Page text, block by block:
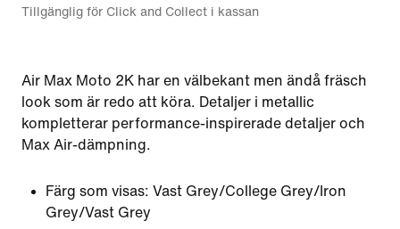
Tillgänglig för Click and Collect i kassan
Air Max Moto 2K har en välbekant men ändå fräsch
look som är redo att köra. Detaljer i metallic
kompletterar performance-inspirerade detaljer och
Max Air-dämpning.
Färg som visas: Vast Grey/College Grey/Iron
Grey/Vast Grey